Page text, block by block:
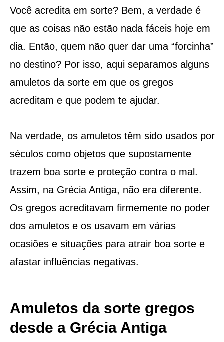
Você acredita em sorte? Bem, a verdade é
que as coisas não estão nada fáceis hoje em
dia. Então, quem não quer dar uma “forcinha”
no destino? Por isso, aqui separamos alguns
amuletos da sorte em que os gregos
acreditam e que podem te ajudar.
Na verdade, os amuletos têm sido usados ​​por
séculos como objetos que supostamente
trazem boa sorte e proteção contra o mal.
Assim, na Grécia Antiga, não era diferente.
Os gregos acreditavam firmemente no poder
dos amuletos e os usavam em várias
ocasiões e situações para atrair boa sorte e
afastar influências negativas.
Amuletos da sorte gregos
desde a Grécia Antiga